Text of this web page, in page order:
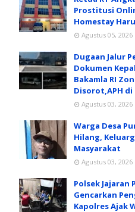
Prostitusi
Homestay
Agustus 05, 2026
Dugaan Jalur
Dokumen
Bakamla RI
Disorot,APH
Agustus 03, 2026
Warga Desa
Hilang,
Masyarakat
Agustus 03, 2026
Polsek Jajaran
Gencarkan
Kapolres Ajak